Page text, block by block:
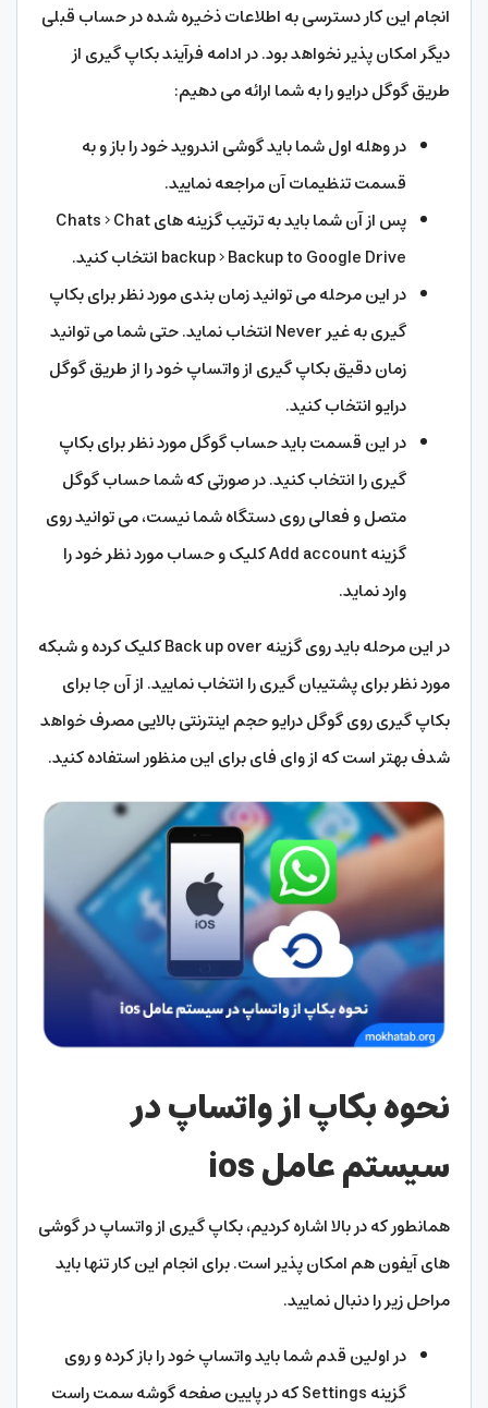
انجام این کار دسترسی به اطلاعات ذخیره شده در حساب قبلی
دیگر امکان پذیر نخواهد بود. در ادامه فرآیند بکاپ گیری از
طریق گوگل درایو را به شما ارائه می دهیم:
در وهله اول شما باید گوشی اندروید خود را باز و به
قسمت تنظیمات آن مراجعه نمایید.
پس از آن شما باید به ترتیب گزینه های Chats > Chat
backup > Backup to Google Drive انتخاب کنید.
در این مرحله می توانید زمان بندی مورد نظر برای بکاپ
گیری به غیر Never انتخاب نماید. حتی شما می توانید
زمان دقیق بکاپ گیری از واتساپ خود را از طریق گوگل
درایو انتخاب کنید.
در این قسمت باید حساب گوگل مورد نظر برای بکاپ
گیری را انتخاب کنید. در صورتی که شما حساب گوگل
متصل و فعالی روی دستگاه شما نیست، می توانید روی
گزینه Add account کلیک و حساب مورد نظر خود را
وارد نماید.
در این مرحله باید روی گزینه Back up over کلیک کرده و شبکه
مورد نظر برای پشتیبان گیری را انتخاب نمایید. از آن جا برای
بکاپ گیری روی گوگل درایو حجم اینترنتی بالایی مصرف خواهد
شدف بهتر است که از وای فای برای این منظور استفاده کنید.
نحوه بکاپ از واتساپ در
سیستم عامل ios
همانطور که در بالا اشاره کردیم، بکاپ گیری از واتساپ در گوشی
های آیفون هم امکان پذیر است. برای انجام این کار تنها باید
مراحل زیر را دنبال نمایید.
در اولین قدم شما باید واتساپ خود را باز کرده و روی
گزینه Settings که در پایین صفحه گوشه سمت راست